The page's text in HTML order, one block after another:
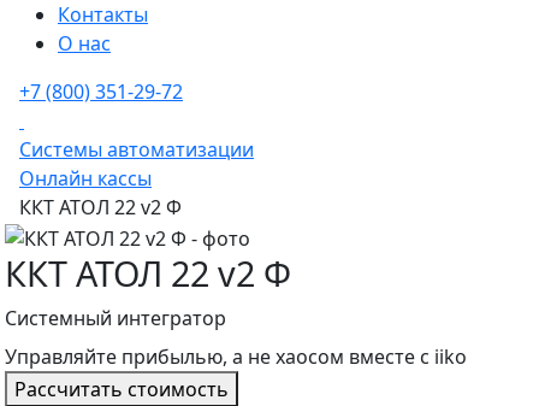
Контакты
О нас
+7 (800) 351-29-72
Системы автоматизации
Онлайн кассы
ККТ АТОЛ 22 v2 Ф
ККТ АТОЛ 22 v2 Ф
Системный интегратор
Управляйте прибылью, а не хаосом вместе с iiko
Рассчитать стоимость